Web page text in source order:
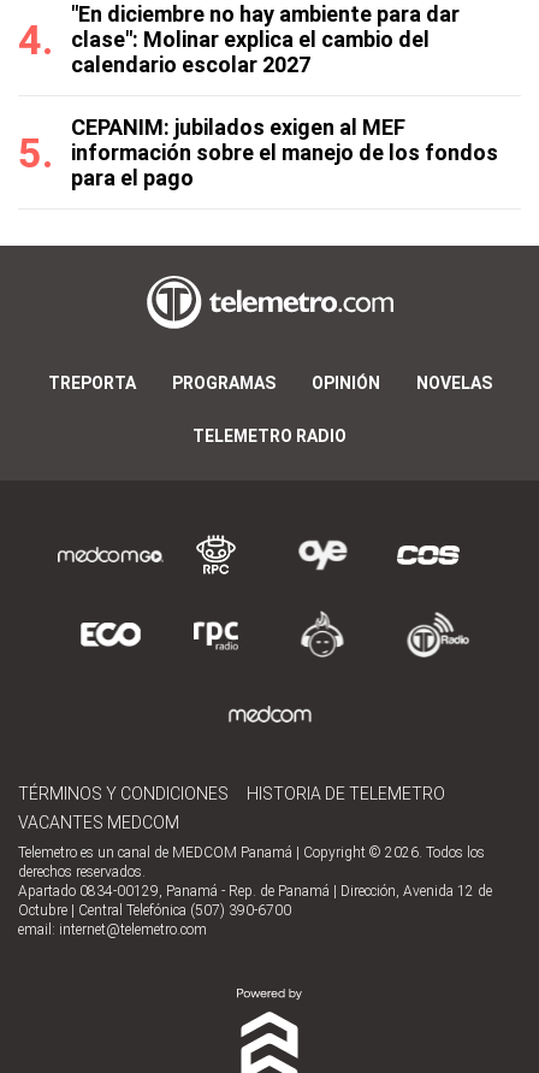
"En diciembre no hay ambiente para dar
clase": Molinar explica el cambio del
calendario escolar 2027
CEPANIM: jubilados exigen al MEF
información sobre el manejo de los fondos
para el pago
TREPORTA PROGRAMAS OPINIÓN NOVELAS
TELEMETRO RADIO
TÉRMINOS Y CONDICIONES
HISTORIA DE TELEMETRO
VACANTES MEDCOM
Telemetro es un canal de MEDCOM Panamá | Copyright © 2026. Todos los
derechos reservados.
Apartado 0834-00129, Panamá - Rep. de Panamá | Dirección, Avenida 12 de
Octubre | Central Telefónica (507) 390-6700
email: internet@telemetro.com